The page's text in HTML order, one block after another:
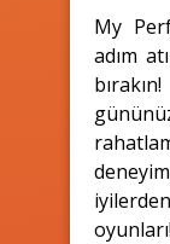
My
adım
oyunları!